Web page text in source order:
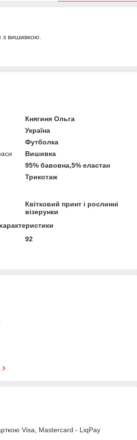
з вишивкою.
Княгиня Ольга
Україна
Футболка
Вишивка
95% бавовна,5% еластан
Трикотаж
Квітковий принт і рослинні
візерунки
92
Visa, Mastercard - LiqPay